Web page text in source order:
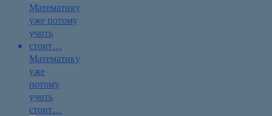
Математику
уже
потому
учить
стоит…